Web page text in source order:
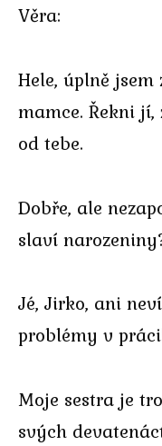
Věra:
Hele, úplně
mamce. Řekni
od tebe.
Dobře, ale
slaví
Jé, Jirko, ani
problémy v
Moje sestra je
svých